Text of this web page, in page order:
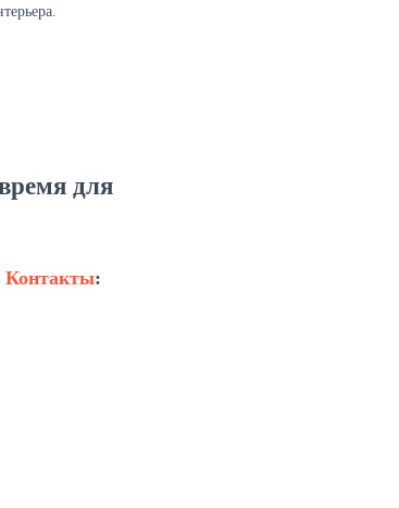
для
Контакты: